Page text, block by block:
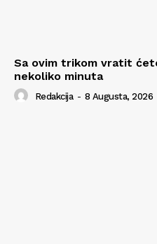
Sa ovim trikom vratit
nekoliko minuta
Redakcija - 8 Augusta, 2026